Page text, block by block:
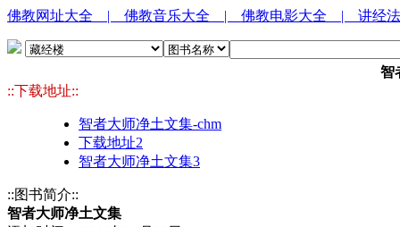
佛教网址大全 | 佛教音乐大全 | 佛教电影大全 | 讲经
智
::下载地址::
智者大师净土文集-chm
下载地址2
智者大师净土文集3
::图书简介::
智者大师净土文集